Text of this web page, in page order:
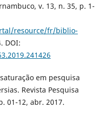
v. 13, n. 35, p. 1-
resource/fr/biblio-
DOI:
em pesquisa
Revista Pesquisa
01-12, abr. 2017.